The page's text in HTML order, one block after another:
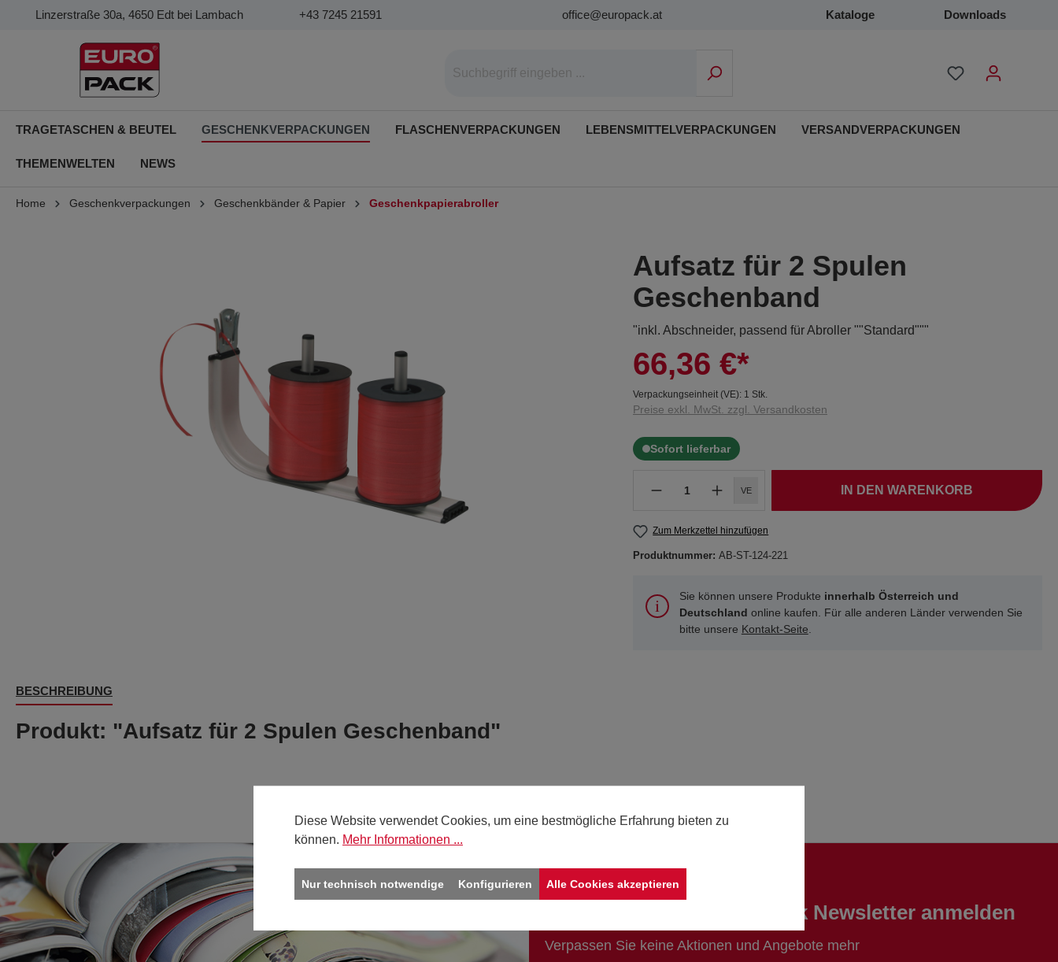
Linzerstraße 30a, 4650 Edt bei Lambach +43 7245 21591 office@europack.at Kataloge Downloads
TRAGETASCHEN & BEUTEL GESCHENKVERPACKUNGEN FLASCHENVERPACKUNGEN LEBENSMITTELVERPACKUNGEN VERSANDVERPACKUNGEN
THEMENWELTEN NEWS
Home Geschenkverpackungen Geschenkbänder & Papier Geschenkpapierabroller
Aufsatz für 2 Spulen
Geschenband
"inkl. Abschneider, passend für Abroller ""Standard"""
66,36 €*
Verpackungseinheit (VE): 1 Stk.
Preise exkl. MwSt. zzgl. Versandkosten
Sofort lieferbar
VE IN DEN WARENKORB
Zum Merkzettel hinzufügen
Produktnummer: AB-ST-124-221
Sie können unsere Produkte innerhalb Österreich und
Deutschland online kaufen. Für alle anderen Länder verwenden Sie
bitte unsere Kontakt-Seite.
BESCHREIBUNG
Produkt: "Aufsatz für 2 Spulen Geschenband"
Jetzt für den Europack Newsletter anmelden
Verpassen Sie keine Aktionen und Angebote mehr
Diese Website verwendet Cookies, um eine bestmögliche Erfahrung bieten zu
können. Mehr Informationen ...
Nur technisch notwendige Konfigurieren Alle Cookies akzeptieren